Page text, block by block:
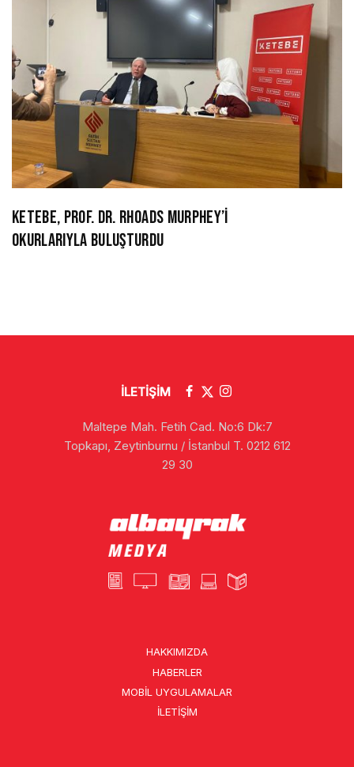
KETEBE, PROF. DR. RHOADS MURPHEY’İ
OKURLARIYLA BULUŞTURDU
İLETİŞİM
Maltepe Mah. Fetih Cad. No:6 Dk:7
Topkapı, Zeytinburnu / İstanbul T. 0212 612
29 30
HAKKIMIZDA
HABERLER
MOBIL UYGULAMALAR
İLETIŞIM